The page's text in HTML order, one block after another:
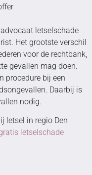
letselschade
Het grootste verschil
voor de rechtbank,
gevallen mag doen.
procedure bij een
Daarbij is
nodig.
letsel in regio Den
letselschade